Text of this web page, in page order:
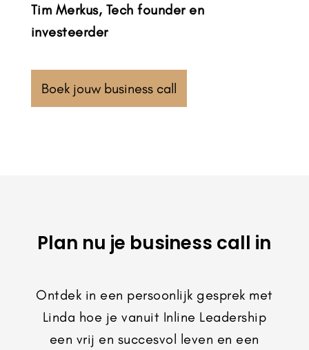
Tim Merkus, Tech founder en
investeerder
Boek jouw business call
Plan nu je business call in
Ontdek in een persoonlijk gesprek met
Linda hoe je vanuit Inline Leadership
een vrij en succesvol leven en een